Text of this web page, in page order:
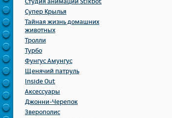
Студия анимации Stikbot
Супер Крылья
Тайная жизнь домашних
животных
Тролли
Турбо
Фунгус Амунгус
Щенячий патруль
Inside Out
Аксессуары
Джонни-Черепок
Зверополис